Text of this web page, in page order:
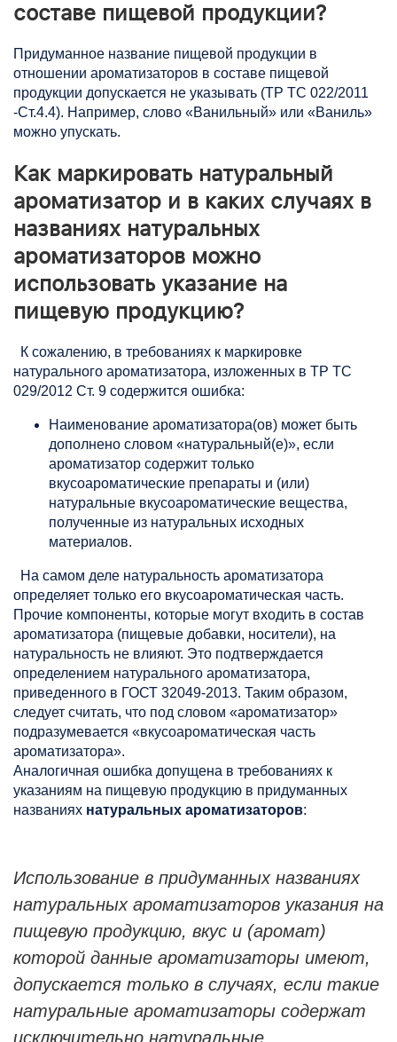
составе пищевой продукции?
Придуманное название пищевой продукции в
отношении ароматизаторов в составе пищевой
продукции допускается не указывать (ТР ТС 022/2011
-Ст.4.4). Например, слово «Ванильный» или «Ваниль»
можно упускать.
Как маркировать натуральный
ароматизатор и в каких случаях в
названиях натуральных
ароматизаторов можно
использовать указание на
пищевую продукцию?
К сожалению, в требованиях к маркировке
натурального ароматизатора, изложенных в ТР ТС
029/2012 Ст. 9 содержится ошибка:
Наименование ароматизатора(ов) может быть
дополнено словом «натуральный(е)», если
ароматизатор содержит только
вкусоароматические препараты и (или)
натуральные вкусоароматические вещества,
полученные из натуральных исходных
материалов.
На самом деле натуральность ароматизатора
определяет только его вкусоароматическая часть.
Прочие компоненты, которые могут входить в состав
ароматизатора (пищевые добавки, носители), на
натуральность не влияют. Это подтверждается
определением натурального ароматизатора,
приведенного в ГОСТ 32049-2013. Таким образом,
следует считать, что под словом «ароматизатор»
подразумевается «вкусоароматическая часть
ароматизатора».
Аналогичная ошибка допущена в требованиях к
указаниям на пищевую продукцию в придуманных
названиях натуральных ароматизаторов:
Использование в придуманных названиях
натуральных ароматизаторов указания на
пищевую продукцию, вкус и (аромат)
которой данные ароматизаторы имеют,
допускается только в случаях, если такие
натуральные ароматизаторы содержат
исключительно натуральные